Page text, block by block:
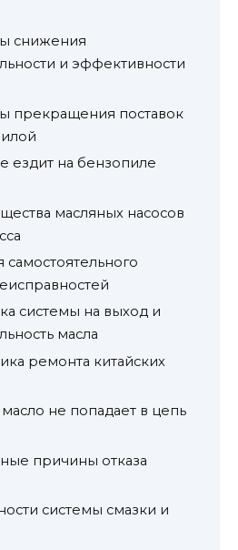
снижения
и эффективности
прекращения поставок
ездит на бензопиле
масляных насосов
самостоятельного
системы на выход и
масла
ремонта китайских
не попадает в цепь
причины отказа
системы смазки и